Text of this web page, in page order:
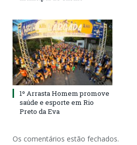
1º Arrasta Homem promove
saúde e esporte em Rio
Preto da Eva
Os comentários estão fechados.